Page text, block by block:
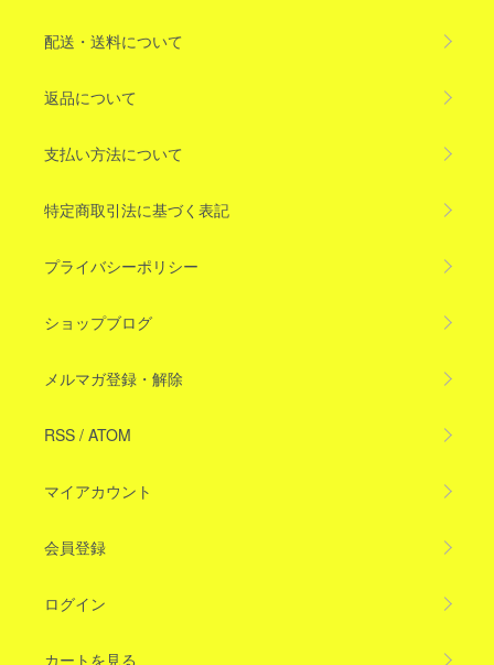
配送・送料について
返品について
支払い方法について
特定商取引法に基づく表記
プライバシーポリシー
ショップブログ
メルマガ登録・解除
RSS / ATOM
マイアカウント
会員登録
ログイン
カートを見る